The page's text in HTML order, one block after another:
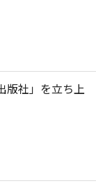
版社」を立ち上